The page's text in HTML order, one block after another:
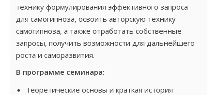
технику формулирования эффективного запроса
для самогипноза, освоить авторскую технику
самогипноза, а также отработать собственные
запросы, получить возможности для дальнейшего
роста и саморазвития.
В программе семинара:
Теоретические основы и краткая история